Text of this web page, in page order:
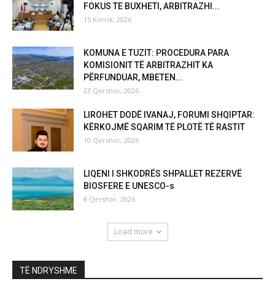
FOKUS TE BUXHETI, ARBITRAZHI...
15 Korrik, 2026
KOMUNA E TUZIT: PROCEDURA PARA
KOMISIONIT TË ARBITRAZHIT KA
PËRFUNDUAR, MBETEN...
23 Qershor, 2026
LIROHET DODË IVANAJ, FORUMI SHQIPTAR:
KËRKOJMË SQARIM TË PLOTË TË RASTIT
10 Qershor, 2026
LIQENI I SHKODRËS SHPALLET REZERVË
BIOSFERE E UNESCO-s
8 Qershor, 2026
Load more
TË NDRYSHME